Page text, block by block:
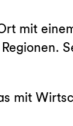
mit
mit